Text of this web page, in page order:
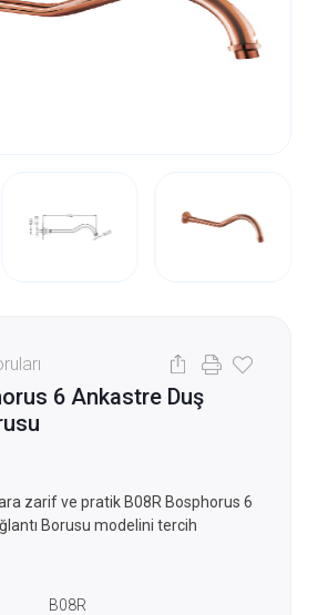
6 Ankastre Duş
zarif ve pratik B08R Bosphorus 6
Borusu modelini tercih
B08R